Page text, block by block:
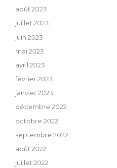
août 2023
juillet 2023
juin 2023
mai 2023
avril 2023
février 2023
janvier 2023
décembre 2022
octobre 2022
septembre 2022
août 2022
juillet 2022